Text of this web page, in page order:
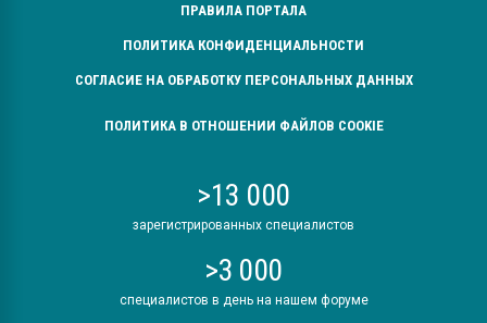
ПРАВИЛА ПОРТАЛА
ПОЛИТИКА КОНФИДЕНЦИАЛЬНОСТИ
СОГЛАСИЕ НА ОБРАБОТКУ ПЕРСОНАЛЬНЫХ ДАННЫХ
ПОЛИТИКА В ОТНОШЕНИИ ФАЙЛОВ COOKIE
>13 000
зарегистрированных специалистов
>3 000
специалистов в день на нашем форуме